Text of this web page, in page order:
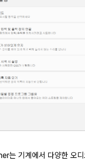
는 기계에서 다양한 오디